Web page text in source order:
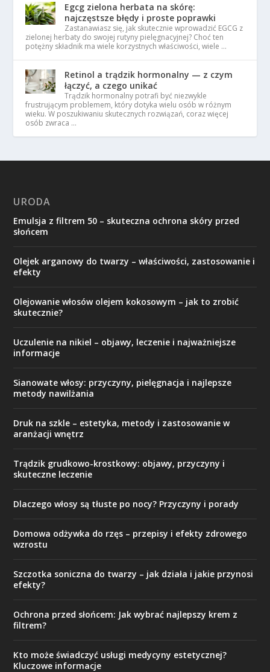
Egcg zielona herbata na skórę:
najczęstsze błędy i proste poprawki
Zastanawiasz się, jak skutecznie wprowadzić EGCG z
zielonej herbaty do swojej rutyny pielęgnacyjnej? Choć ten
potężny składnik ma wiele korzystnych właściwości, wiele …
Retinol a trądzik hormonalny — z czym
łączyć, a czego unikać
Trądzik hormonalny potrafi być niezwykle
frustrującym problemem, który dotyka wielu osób w różnym
wieku. W poszukiwaniu skutecznych rozwiązań, coraz więcej
osób zwraca …
URODA
Emulsja z filtrem 50 – skuteczna ochrona skóry przed
słońcem
Olejek arganowy do twarzy – właściwości, zastosowanie i
efekty
Olejowanie włosów olejem kokosowym – jak to zrobić
skutecznie?
Uczulenie na nikiel – objawy, leczenie i najważniejsze
informacje
Sianowate włosy: przyczyny, pielęgnacja i najlepsze
metody nawilżania
Druk na szkle – estetyka, metody i zastosowanie w
aranżacji wnętrz
Trądzik grudkowo-krostkowy: objawy, przyczyny i
skuteczne leczenie
Dlaczego włosy są tłuste po nocy? Przyczyny i porady
Domowa odżywka do rzęs – przepisy i efekty zdrowego
wzrostu
Szczotka soniczna do twarzy – jak działa i jakie przynosi
efekty?
Ochrona przed słońcem: Jak wybrać najlepszy krem z
filtrem?
Kto może świadczyć usługi medycyny estetycznej?
Kluczowe informacje